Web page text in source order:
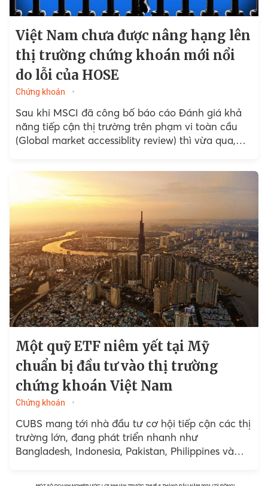
Việt Nam chưa được nâng hạng lên
thị trường chứng khoán mới nổi
do lỗi của HOSE
Chứng khoán
Sau khi MSCI đã công bố báo cáo Đánh giá khả
năng tiếp cận thị trường trên phạm vi toàn cầu
(Global market accessiblity review) thì vừa qua,
6/2021 dành cho 84 thị trường chứng khoán trên
thế giới.
Một quỹ ETF niêm yết tại Mỹ
chuẩn bị đầu tư vào thị trường
chứng khoán Việt Nam
Chứng khoán
CUBS mang tới nhà đầu tư cơ hội tiếp cận các thị
trường lớn, đang phát triển nhanh như
Bangladesh, Indonesia, Pakistan, Philippines và